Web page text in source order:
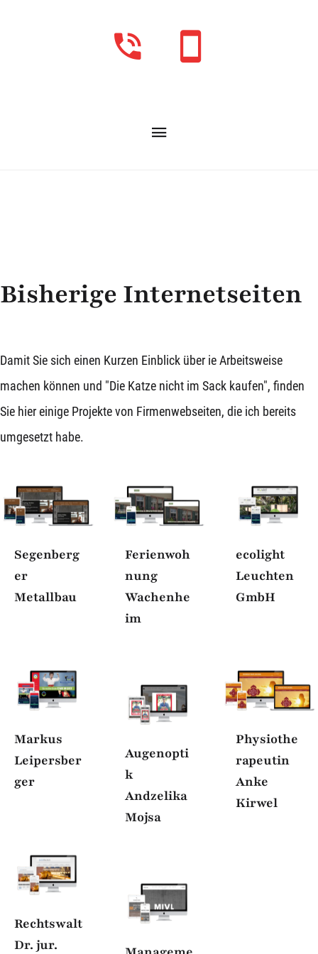
Bisherige Internetseiten
Damit Sie sich einen Kurzen Einblick über ie Arbeitsweise
machen können und "Die Katze nicht im Sack kaufen", finden
Sie hier einige Projekte von Firmenwebseiten, die ich bereits
umgesetzt habe.
Segenberg
er
Metallbau
Ferienwoh
nung
Wachenhe
im
ecolight
Leuchten
GmbH
Markus
Leipersber
ger
Physiothe
rapeutin
Anke
Kirwel
Augenopti
k
Andzelika
Mojsa
Rechtswalt
Dr. jur.